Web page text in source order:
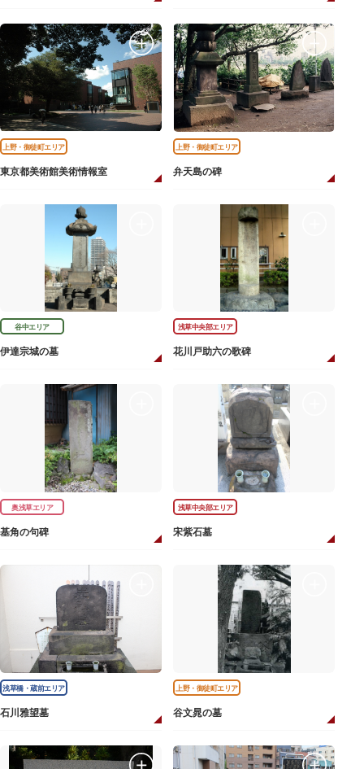
上野・御徒町エリア
東京都美術館美術情報室
上野・御徒町エリア
弁天島の碑
谷中エリア
伊達宗城の墓
浅草中央部エリア
花川戸助六の歌碑
奥浅草エリア
基角の句碑
浅草中央部エリア
宋紫石墓
浅草橋・蔵前エリア
石川雅望墓
上野・御徒町エリア
谷文晁の墓